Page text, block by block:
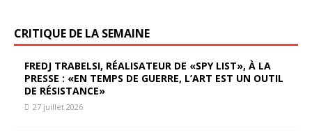
CRITIQUE DE LA SEMAINE
FREDJ TRABELSI, RÉALISATEUR DE «SPY LIST», À LA
PRESSE : «EN TEMPS DE GUERRE, L’ART EST UN OUTIL
DE RÉSISTANCE»
27 juillet 2026